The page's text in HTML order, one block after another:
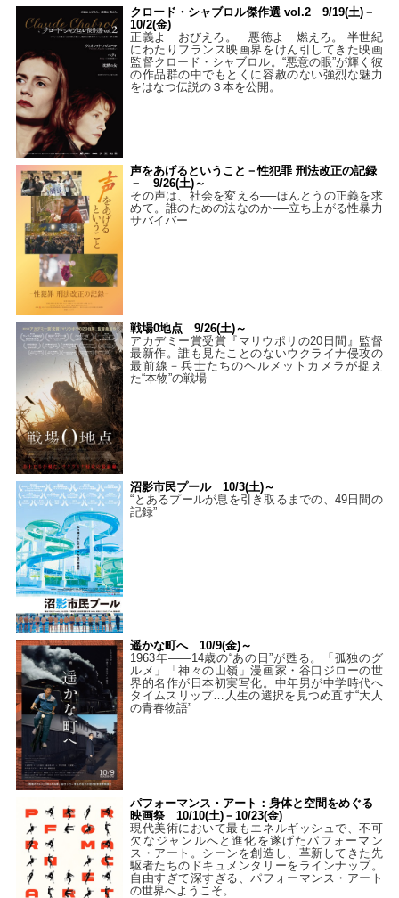
クロード・シャブロル傑作選 vol.2 9/19(土)－
10/2(金)
正義よ おびえろ。 悪徳よ 燃えろ。 半世紀
にわたりフランス映画界をけん引してきた映画
監督クロード・シャブロル。“悪意の眼”が輝く彼
の作品群の中でもとくに容赦のない強烈な魅力
をはなつ伝説の３本を公開。
声をあげるということ－性犯罪 刑法改正の記録
－ 9/26(土)～
その声は、社会を変える──ほんとうの正義を求
めて。誰のための法なのか──立ち上がる性暴力
サバイバー
戦場0地点 9/26(土)～
アカデミー賞受賞『マリウポリの20日間』監督
最新作。誰も見たことのないウクライナ侵攻の
最前線－兵士たちのヘルメットカメラが捉え
た“本物”の戦場
沼影市民プール 10/3(土)～
“とあるプールが息を引き取るまでの、49日間の
記録”
遥かな町へ 10/9(金)～
1963年――14歳の“あの日”が甦る。「孤独のグ
ルメ」「神々の山嶺」漫画家・谷口ジローの世
界的名作が日本初実写化。中年男が中学時代へ
タイムスリップ…人生の選択を見つめ直す“大人
の青春物語”
パフォーマンス・アート：身体と空間をめぐる
映画祭 10/10(土)－10/23(金)
現代美術において最もエネルギッシュで、不可
欠なジャンルへと進化を遂げたパフォーマン
ス・アート。シーンを創造し、革新してきた先
駆者たちのドキュメンタリーをラインナップ。
自由すぎて深すぎる、パフォーマンス・アート
の世界へようこそ。